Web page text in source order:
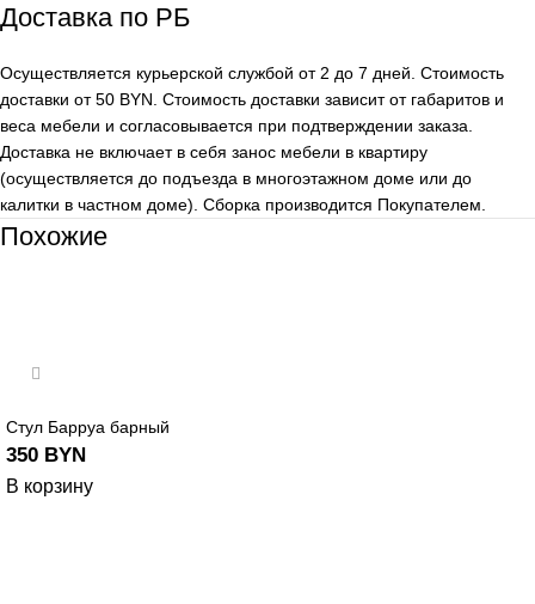
Доставка по РБ
Осуществляется курьерской службой от 2 до 7 дней. Стоимость
доставки от 50 BYN. Стоимость доставки зависит от габаритов и
веса мебели и согласовывается при подтверждении заказа.
Доставка не включает в себя занос мебели в квартиру
(осуществляется до подъезда в многоэтажном доме или до
калитки в частном доме). Сборка производится Покупателем.
Похожие
Стул Барруа барный
350 BYN
В корзину